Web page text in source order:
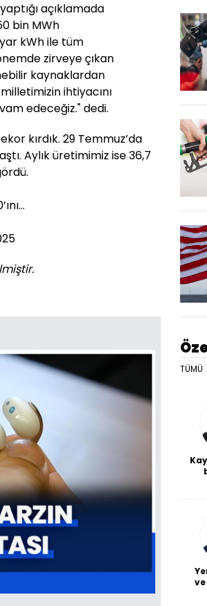
açıklamada
bin MWh
kWh ile tüm
zirveye çıkan
kaynaklardan
ihtiyacını
edeceğiz." dedi.
kırdık. 29 Temmuz’da
Aylık üretimimiz ise 36,7
TÜMÜ